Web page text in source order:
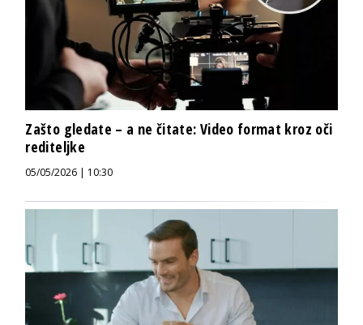
Zašto gledate – a ne čitate: Video format kroz oči
rediteljke
05/05/2026 | 10:30